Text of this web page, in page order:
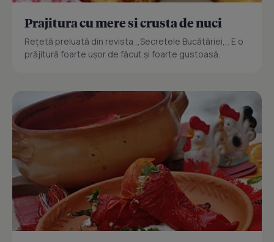
Prajitura cu mere si crusta de nuci
Reţetă preluată din revista ,,Secretele Bucătăriei,,. E o
prăjitură foarte uşor de făcut şi foarte gustoasă.